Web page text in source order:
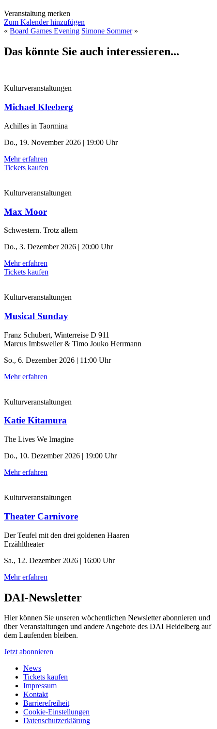
Veranstaltung merken
Zum Kalender hinzufügen
« Board Games Evening Simone Sommer»
Das könnte Sie auch interessieren...
Kulturveranstaltungen
Michael Kleeberg
Achilles in Taormina
Do., 19. November 2026 | 19:00 Uhr
Mehr erfahren
Tickets kaufen
Kulturveranstaltungen
Max Moor
Schwestern. Trotz allem
Do., 3. Dezember 2026 | 20:00 Uhr
Mehr erfahren
Tickets kaufen
Kulturveranstaltungen
Musical Sunday
Franz Schubert, Winterreise D 911
Marcus Imbsweiler & Timo Jouko Herrmann
So., 6. Dezember 2026 | 11:00 Uhr
Mehr erfahren
Kulturveranstaltungen
Katie Kitamura
The Lives We Imagine
Do., 10. Dezember 2026 | 19:00 Uhr
Mehr erfahren
Kulturveranstaltungen
Theater Carnivore
Der Teufel mit den drei goldenen Haaren
Erzähltheater
Sa., 12. Dezember 2026 | 16:00 Uhr
Mehr erfahren
DAI-Newsletter
Hier können Sie unseren wöchentlichen Newsletter abonnieren und
über Veranstaltungen und andere Angebote des DAI Heidelberg auf
dem Laufenden bleiben.
Jetzt abonnieren
News
Tickets kaufen
Impressum
Kontakt
Barrierefreiheit
Cookie-Einstellungen
Datenschutzerklärung